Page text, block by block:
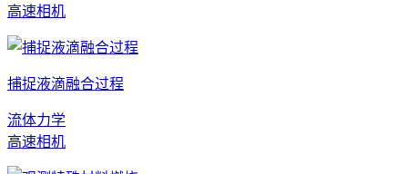
高速相机
捕捉液滴融合过程
流体力学
高速相机